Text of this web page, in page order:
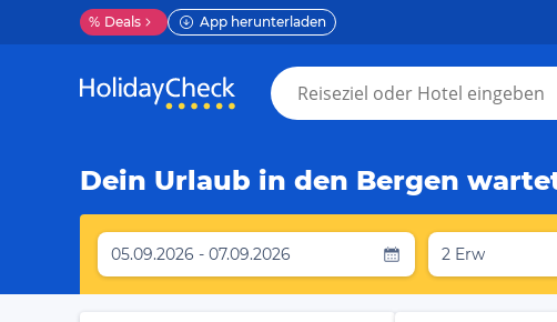
% Deals App herunterladen
Dein Urlaub in den Bergen
05.09.2026 - 07.09.2026 2 Erw